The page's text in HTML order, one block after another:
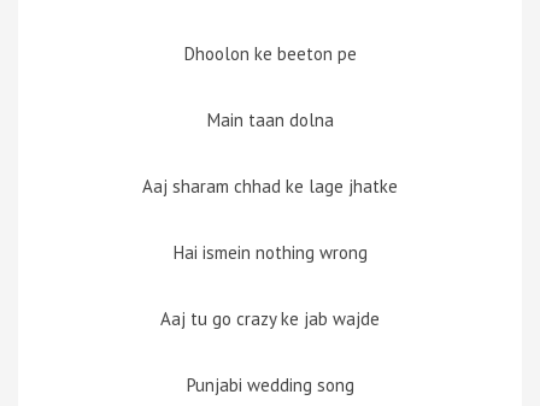
Dhoolon ke beeton pe
Main taan dolna
Aaj sharam chhad ke lage jhatke
Hai ismein nothing wrong
Aaj tu go crazy ke jab wajde
Punjabi wedding song